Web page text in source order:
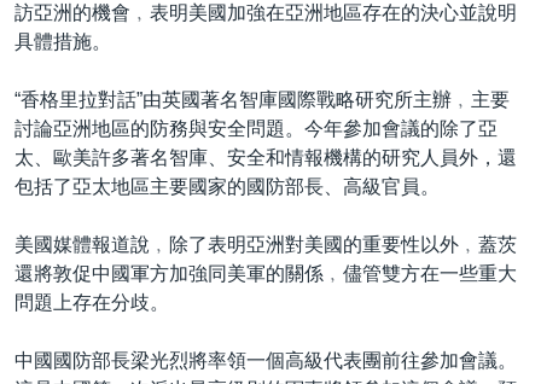
視頻存檔
海外港人
美國透視
建國史話
廣播節目表
關注我們
其他語言網站
訪亞洲的機會﹐表明美國加強在亞洲地區存在的決心並說明
具體措施。
“香格里拉對話”由英國著名智庫國際戰略研究所主辦﹐主要
討論亞洲地區的防務與安全問題。今年參加會議的除了亞
太、歐美許多著名智庫、安全和情報機構的研究人員外，還
包括了亞太地區主要國家的國防部長、高級官員。
美國媒體報道說﹐除了表明亞洲對美國的重要性以外﹐蓋茨
還將敦促中國軍方加強同美軍的關係﹐儘管雙方在一些重大
問題上存在分歧。
中國國防部長梁光烈將率領一個高級代表團前往參加會議。